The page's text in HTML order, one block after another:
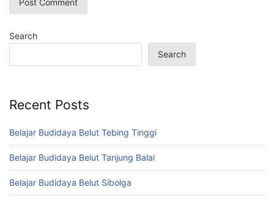
Search
Search
Recent Posts
Belajar Budidaya Belut Tebing Tinggi
Belajar Budidaya Belut Tanjung Balai
Belajar Budidaya Belut Sibolga